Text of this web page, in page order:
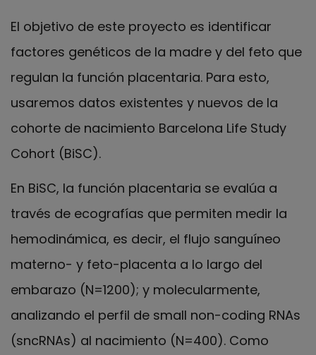
El objetivo de este proyecto es identificar
factores genéticos de la madre y del feto que
regulan la función placentaria. Para esto,
usaremos datos existentes y nuevos de la
cohorte de nacimiento Barcelona Life Study
Cohort (BiSC).
En BiSC, la función placentaria se evalúa a
través de ecografías que permiten medir la
hemodinámica, es decir, el flujo sanguíneo
materno- y feto-placenta a lo largo del
embarazo (N=1200); y molecularmente,
analizando el perfil de small non-coding RNAs
(sncRNAs) al nacimiento (N=400). Como